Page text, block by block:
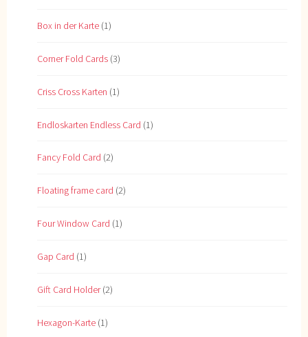
Box in der Karte (1)
Corner Fold Cards (3)
Criss Cross Karten (1)
Endloskarten Endless Card (1)
Fancy Fold Card (2)
Floating frame card (2)
Four Window Card (1)
Gap Card (1)
Gift Card Holder(2)
Hexagon-Karte (1)